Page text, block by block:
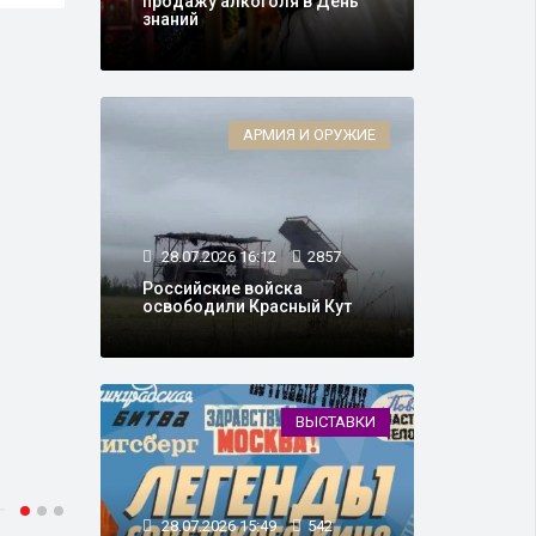
знаний
АРМИЯ И ОРУЖИЕ
28.07.2026 16:12 2857
Российские войска
освободили Красный Кут
ВЫСТАВКИ
28.07.2026 15:49 542